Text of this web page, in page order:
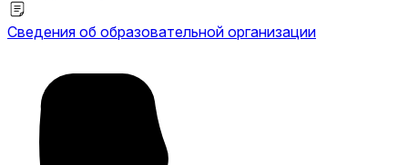
Сведения об образовательной организации